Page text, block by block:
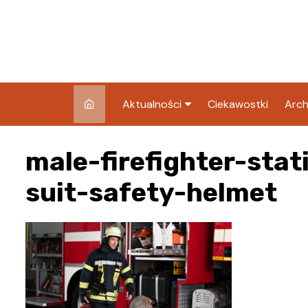
Aktualności
Blog
Ciekawostki
male-firefighter-
suit-safety-helmet